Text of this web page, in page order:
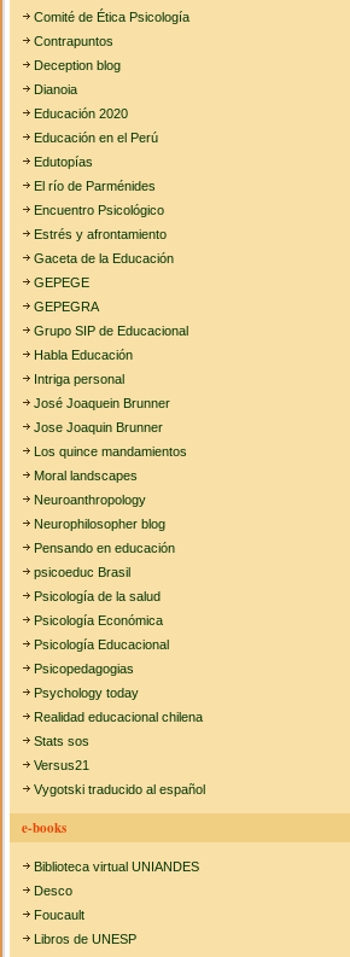
Comité de Ética Psicología
Contrapuntos
Deception blog
Dianoia
Educación 2020
Educación en el Perú
Edutopías
El río de Parménides
Encuentro Psicológico
Estrés y afrontamiento
Gaceta de la Educación
GEPEGE
GEPEGRA
Grupo SIP de Educacional
Habla Educación
Intriga personal
José Joaquein Brunner
Jose Joaquin Brunner
Los quince mandamientos
Moral landscapes
Neuroanthropology
Neurophilosopher blog
Pensando en educación
psicoeduc Brasil
Psicología de la salud
Psicología Económica
Psicología Educacional
Psicopedagogias
Psychology today
Realidad educacional chilena
Stats sos
Versus21
Vygotski traducido al español
e-books
Biblioteca virtual UNIANDES
Desco
Foucault
Libros de UNESP